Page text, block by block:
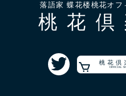
落語家 蝶花楼桃花オフ
桃花倶
桃花倶
OFFICIAL